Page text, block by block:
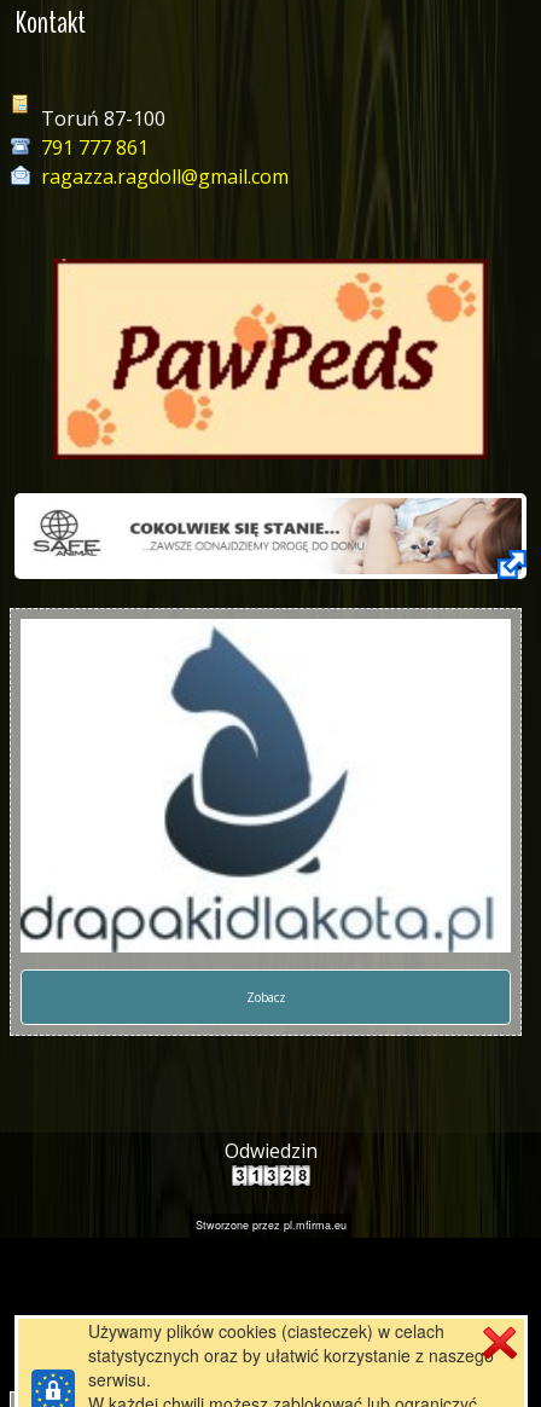
Kontakt
Toruń 87-100
791 777 861
ragazza.ragdoll@gmail.com
Zobacz
Odwiedzin
Stworzone przez pl.mfirma.eu
Używamy plików cookies (ciasteczek) w celach
statystycznych oraz by ułatwić korzystanie z naszego
serwisu.